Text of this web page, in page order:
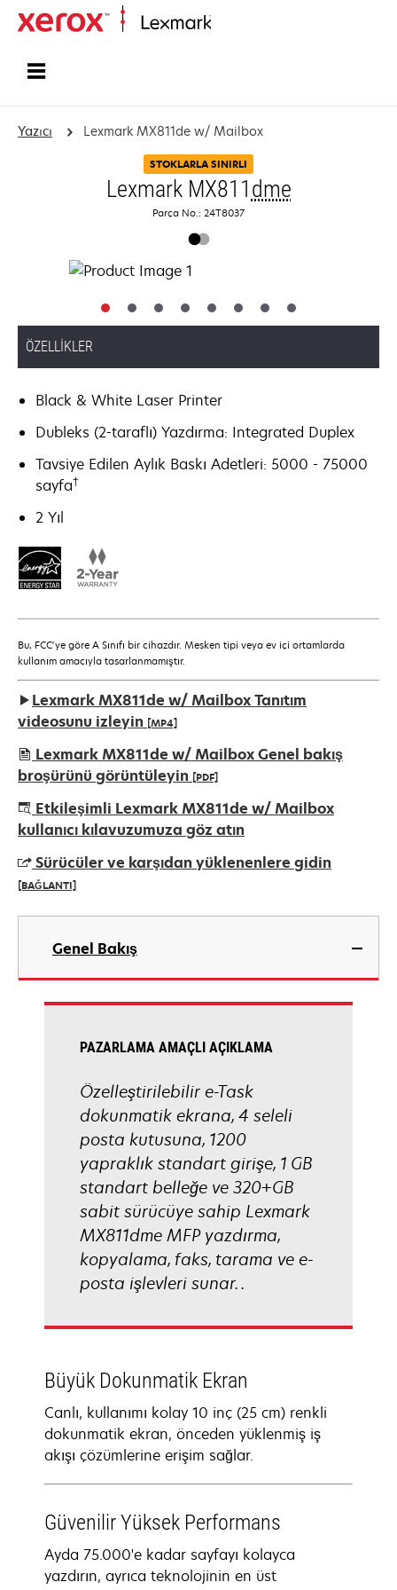
Yazıcı Lexmark MX811de w/ Mailbox
STOKLARLA SINIRLI
Lexmark MX811 dme
Parça No.: 24T8037
ÖZELLIKLER
Black & White Laser Printer
Dubleks (2-taraflı) Yazdırma: Integrated Duplex
Tavsiye Edilen Aylık Baskı Adetleri: 5000 - 75000
sayfa†
2 Yıl
Bu, FCC'ye göre A Sınıfı bir cihazdır. Mesken tipi veya ev içi ortamlarda
kullanım amacıyla tasarlanmamıştır.
Lexmark MX811de w/ Mailbox Tanıtım
videosunu izleyin [MP4]
Lexmark MX811de w/ Mailbox Genel bakış
broşürünü görüntüleyin [PDF]
opens
in
new
tab
Etkileşimli Lexmark MX811de w/ Mailbox
kullanıcı kılavuzumuza göz atın
Sürücüler ve karşıdan yüklenenlere gidin
[BAĞLANTI]
opens
new
Genel Bakış
PAZARLAMA AMAÇLI AÇIKLAMA
Özelleştirilebilir e-Task
dokunmatik ekrana, 4 seleli
posta kutusuna, 1200
yapraklık standart girişe, 1 GB
standart belleğe ve 320+GB
sabit sürücüye sahip Lexmark
MX811dme MFP yazdırma,
kopyalama, faks, tarama ve e-
posta işlevleri sunar. .
Büyük Dokunmatik Ekran
Canlı, kullanımı kolay 10 inç (25 cm) renkli
dokunmatik ekran, önceden yüklenmiş iş
akışı çözümlerine erişim sağlar.
Güvenilir Yüksek Performans
Ayda 75.000'e kadar sayfayı kolayca
yazdırın, ayrıca teknolojinin en üst